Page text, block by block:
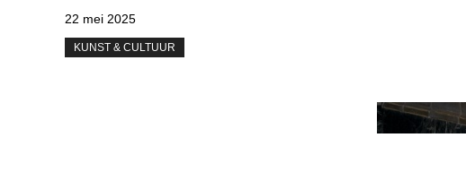
22 mei 2025
KUNST & CULTUUR